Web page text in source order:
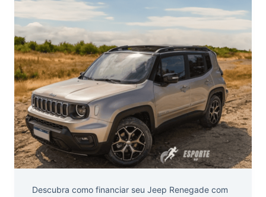
Descubra como financiar seu Jeep Renegade com